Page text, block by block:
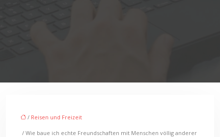
/ Reisen und Freizeit
/ Wie baue ich echte Freundschaften mit Menschen völlig anderer